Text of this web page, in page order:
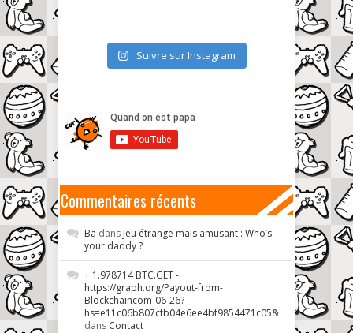
Suivre sur Instagram
Commentaires récents
Ba dans Jeu étrange mais amusant : Who’s
your daddy ?
+ 1.978714 BTC.GET -
https://graph.org/Payout-from-
Blockchaincom-06-26?
hs=e11c06b807cfb04e6ee4bf9854471c05&
dans Contact